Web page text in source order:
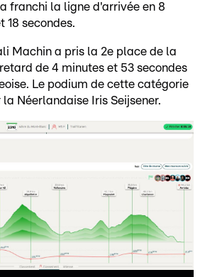
franchi la ligne d'arrivée en 8
18 secondes.
Machin a pris la 2e place de la
de 4 minutes et 53 secondes
Le podium de cette catégorie
Néerlandaise Iris Seijsener.